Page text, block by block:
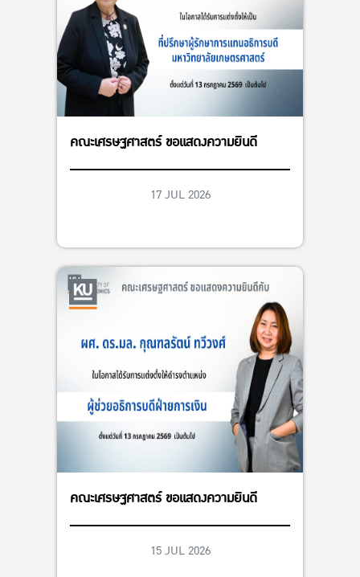
คณะเศรษฐศาสตร์ ขอแสดงความยินดี
17 JUL 2026
คณะเศรษฐศาสตร์ ขอแสดงความยินดี
15 JUL 2026